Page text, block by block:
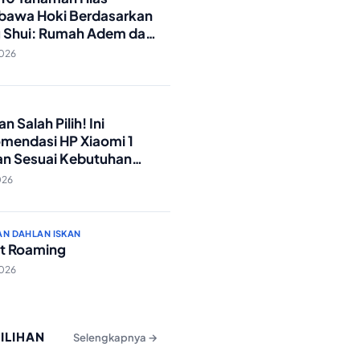
Hoki Berdasarkan
Shui: Rumah Adem dan
Lancar!
Salah Pilih! Ini
HP Xiaomi 1
Sesuai Kebutuhan
DAHLAN ISKAN
Roaming
Selengkapnya →